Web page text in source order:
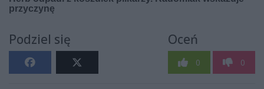
Podziel się Oceń
0 0